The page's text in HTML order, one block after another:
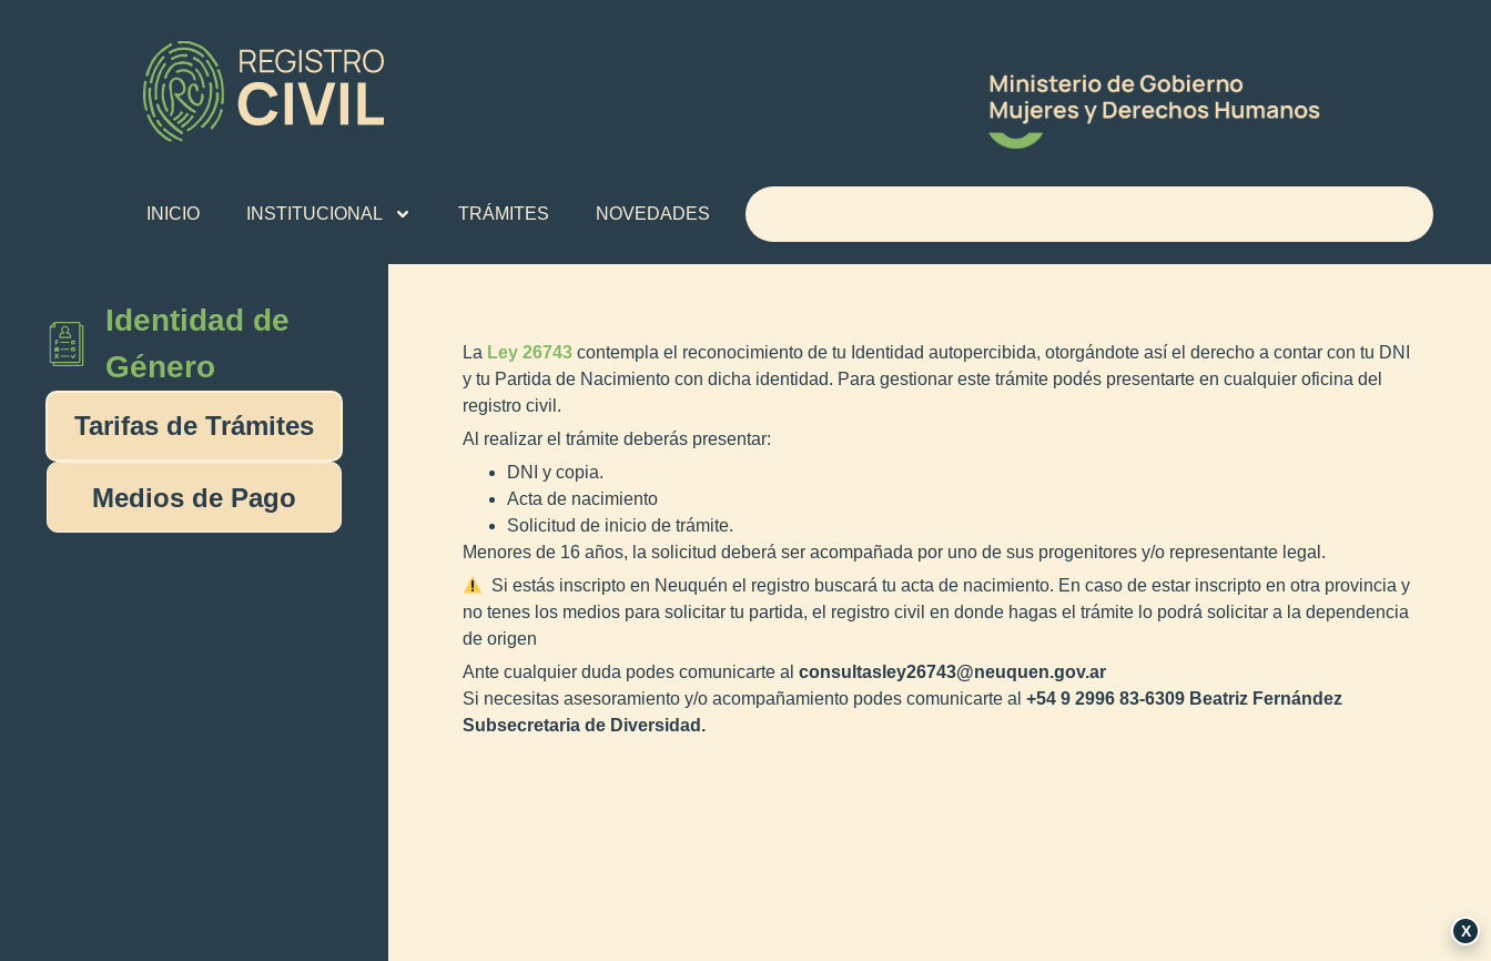
INICIO INSTITUCIONAL TRÁMITES NOVEDADES
Identidad de
Género
Tarifas de Trámites
Medios de Pago
La Ley 26743 contempla el reconocimiento de tu Identidad autopercibida, otorgándote así el derecho a contar con tu DNI
y tu Partida de Nacimiento con dicha identidad. Para gestionar este trámite podés presentarte en cualquier oficina del
registro civil.
Al realizar el trámite deberás presentar:
DNI y copia.
Acta de nacimiento
Solicitud de inicio de trámite.
Menores de 16 años, la solicitud deberá ser acompañada por uno de sus progenitores y/o representante legal.
Si estás inscripto en Neuquén el registro buscará tu acta de nacimiento. En caso de estar inscripto en otra provincia y
no tenes los medios para solicitar tu partida, el registro civil en donde hagas el trámite lo podrá solicitar a la dependencia
de origen
Ante cualquier duda podes comunicarte al consultasley26743@neuquen.gov.ar
Si necesitas asesoramiento y/o acompañamiento podes comunicarte al +54 9 2996 83-6309 Beatriz Fernández
Subsecretaria de Diversidad.
X